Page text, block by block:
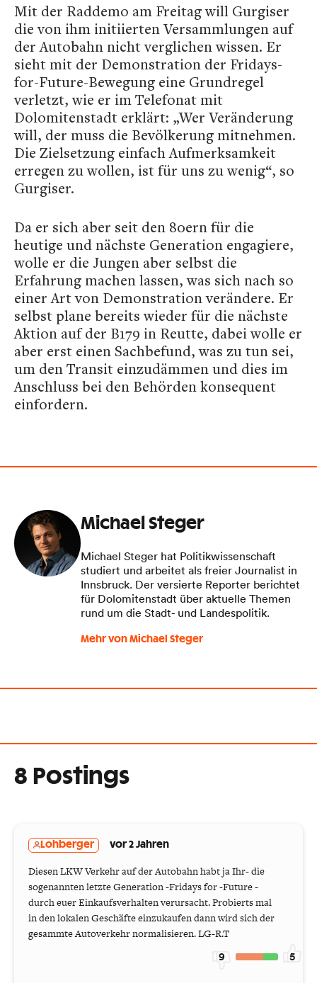
Mit der Raddemo am Freitag will Gurgiser
die von ihm initiierten Versammlungen auf
der Autobahn nicht verglichen wissen. Er
sieht mit der Demonstration der Fridays-
for-Future-Bewegung eine Grundregel
verletzt, wie er im Telefonat mit
Dolomitenstadt erklärt: „Wer Veränderung
will, der muss die Bevölkerung mitnehmen.
Die Zielsetzung einfach Aufmerksamkeit
erregen zu wollen, ist für uns zu wenig“, so
Gurgiser.
Da er sich aber seit den 80ern für die
heutige und nächste Generation engagiere,
wolle er die Jungen aber selbst die
Erfahrung machen lassen, was sich nach so
einer Art von Demonstration verändere. Er
selbst plane bereits wieder für die nächste
Aktion auf der B179 in Reutte, dabei wolle er
aber erst einen Sachbefund, was zu tun sei,
um den Transit einzudämmen und dies im
Anschluss bei den Behörden konsequent
einfordern.
Michael Steger
Michael Steger hat Politikwissenschaft
studiert und arbeitet als freier Journalist in
Innsbruck. Der versierte Reporter berichtet
für Dolomitenstadt über aktuelle Themen
rund um die Stadt- und Landespolitik.
Mehr von Michael Steger
8 Postings
Lohberger vor 2 Jahren
Diesen LKW Verkehr auf der Autobahn habt ja Ihr- die
sogenannten letzte Generation -Fridays for -Future -
durch euer Einkaufsverhalten verursacht. Probierts mal
in den lokalen Geschäfte einzukaufen dann wird sich der
gesammte Autoverkehr normalisieren. LG-R.T
9 5